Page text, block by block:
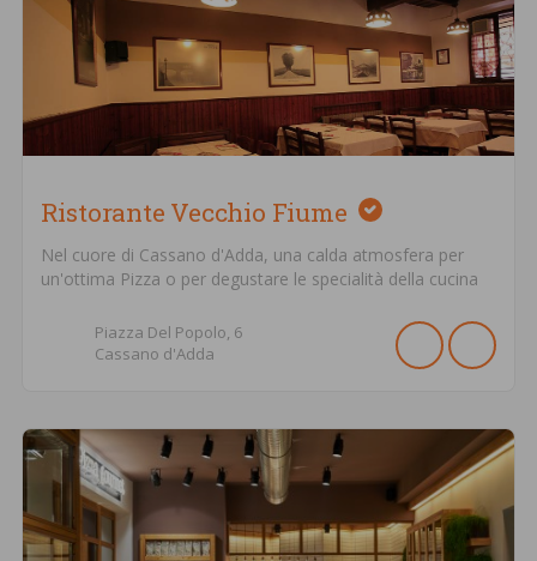
Ristorante Vecchio Fiume
Nel cuore di Cassano d'Adda, una calda atmosfera per
un'ottima Pizza o per degustare le specialità della cucina
Piazza Del Popolo, 6
Cassano d'Adda